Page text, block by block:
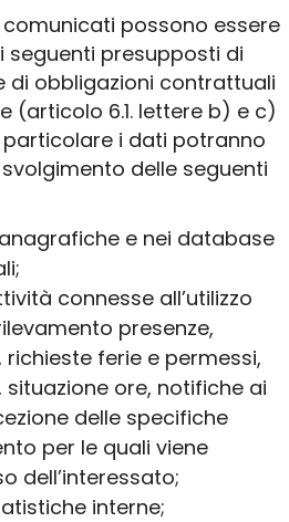
possono essere
presupposti di
di obbligazioni contrattuali
(articolo 6.1. lettere b) e c)
particolare i dati potranno
delle seguenti
e nei database
connesse all’utilizzo
presenze,
richieste ferie e permessi,
situazione ore, notifiche ai
delle specifiche
per le quali viene
dell’interessato;
interne;